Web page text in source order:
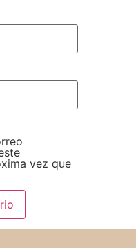
vez que